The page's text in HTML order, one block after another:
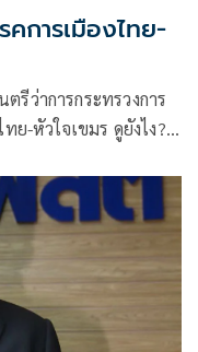
การเมืองไทย-
รีว่าการกระทรวงการ
ย-หัวใจเขมร ดูยังไง?